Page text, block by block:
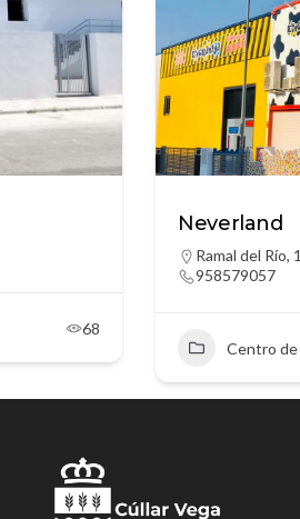
68
Neverland
Ramal del Río,
958579057
Centro de